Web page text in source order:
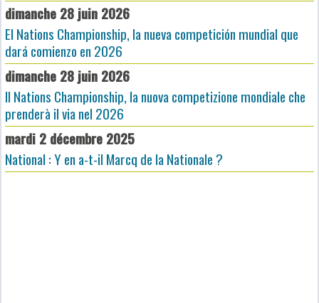
dimanche 28 juin 2026
El Nations Championship, la nueva competición mundial que
dará comienzo en 2026
dimanche 28 juin 2026
Il Nations Championship, la nuova competizione mondiale che
prenderà il via nel 2026
mardi 2 décembre 2025
National : Y en a-t-il Marcq de la Nationale ?